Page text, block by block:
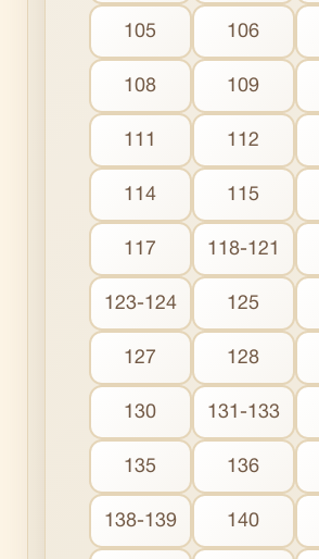
105 106
108 109
111 112
114 115
117 118-121
123-124 125
127 128
130 131-133
135 136
138-139 140